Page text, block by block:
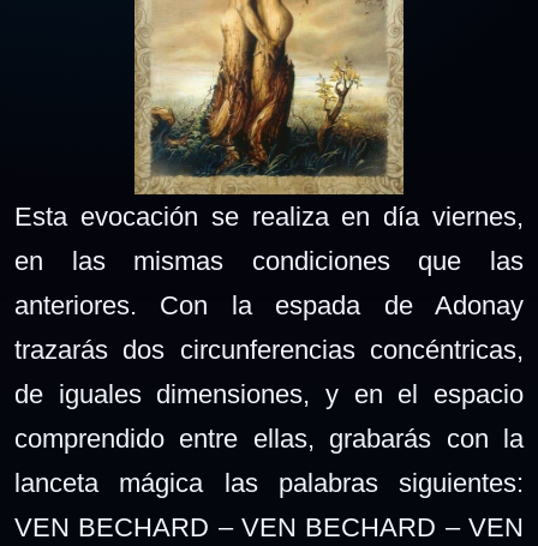
Esta evocación se realiza en día viernes,
en las mismas condiciones que las
anteriores. Con la espada de Adonay
trazarás dos circunferencias concéntricas,
de iguales dimensiones, y en el espacio
comprendido entre ellas, grabarás con la
lanceta mágica las palabras siguientes:
VEN BECHARD – VEN BECHARD – VEN